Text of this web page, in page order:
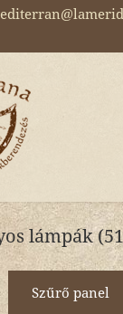
lámpák
Szűrő panel